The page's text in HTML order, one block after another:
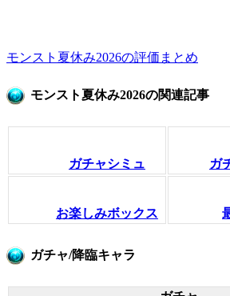
モンスト夏休み2026の評価まとめ
モンスト夏休み2026の関連記事
ガチャシミュ ガ
お楽しみボックス
ガチャ/降臨キャラ